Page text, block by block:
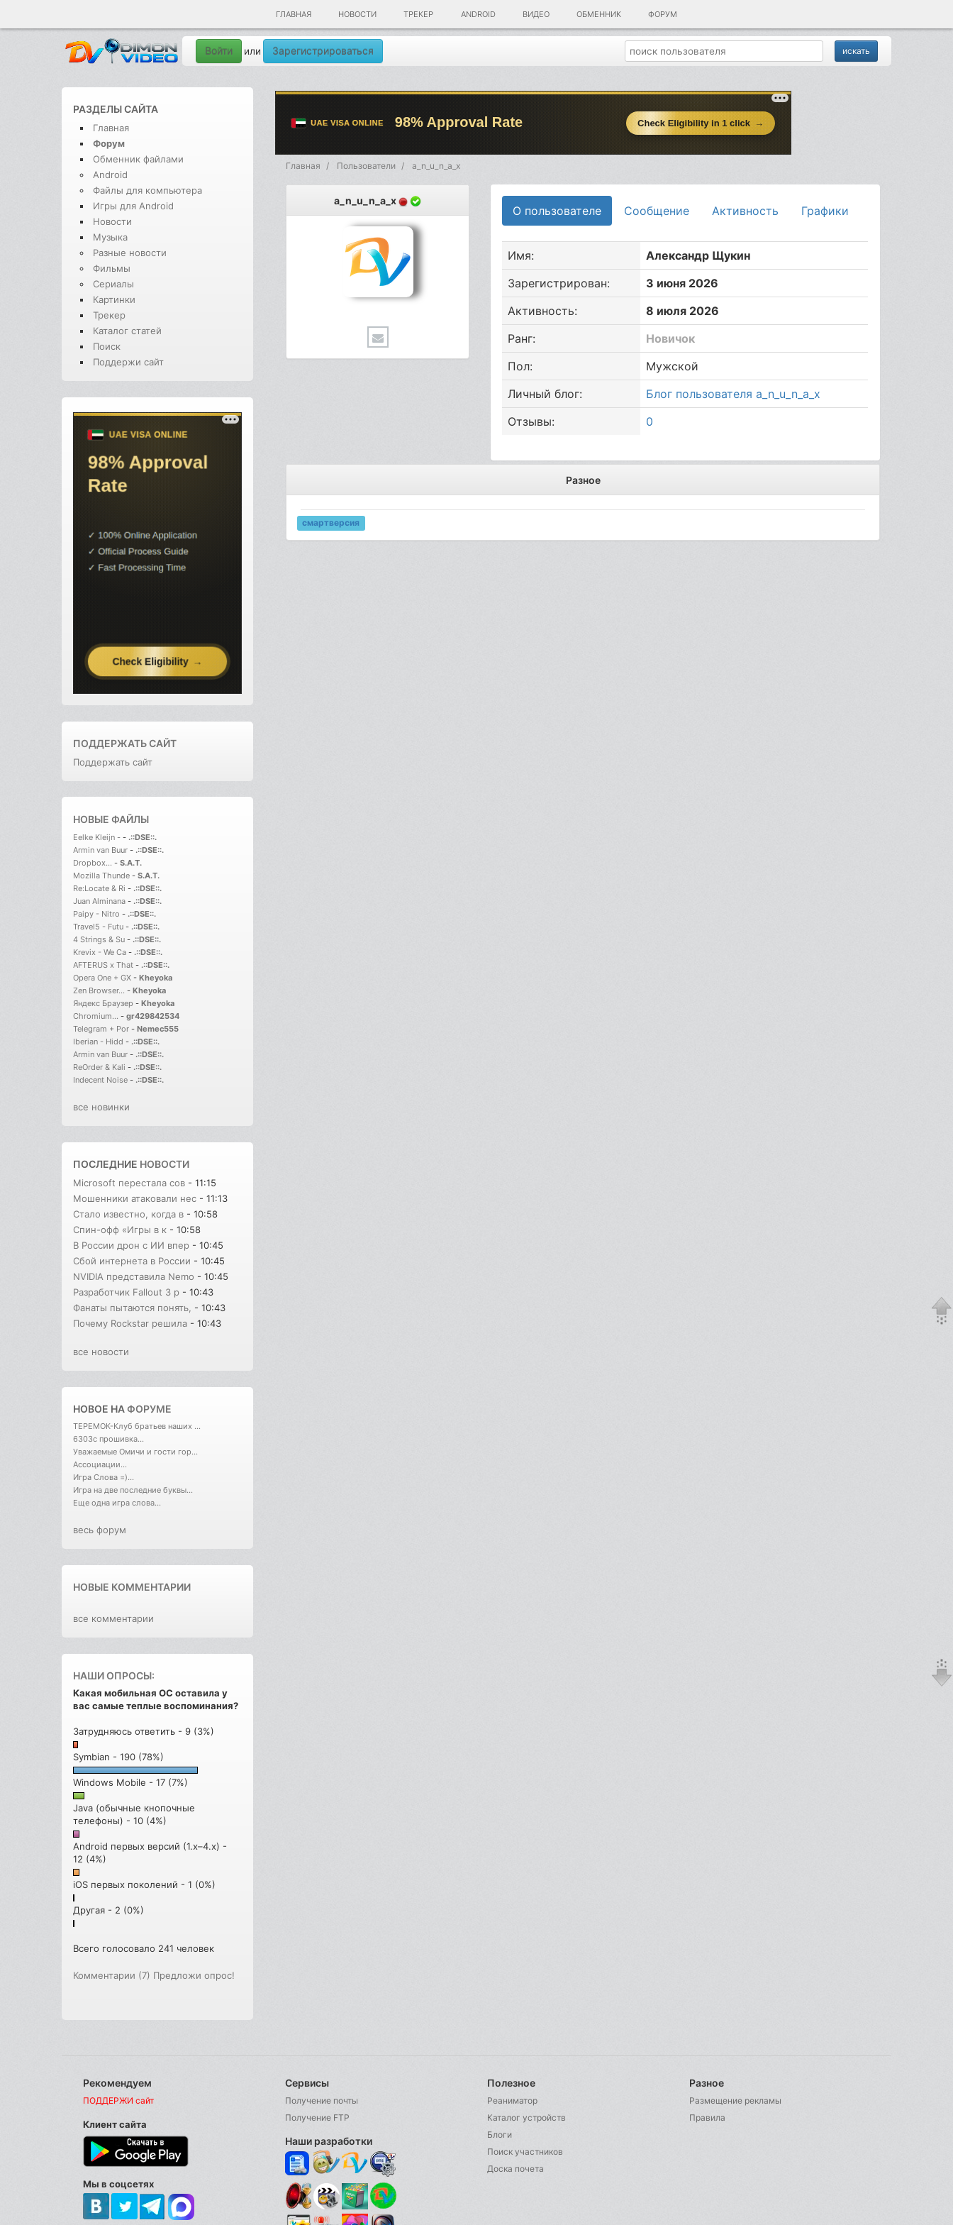
ГЛАВНАЯ НОВОСТИ ТРЕКЕР ANDROID ВИДЕО ОБМЕННИК ФОРУМ
Войти или Зарегистрироваться
РАЗДЕЛЫ САЙТА
Главная
Форум
Обменник файлами
Android
Файлы для компьютера
Игры для Android
Новости
Музыка
Разные новости
Фильмы
Сериалы
Картинки
Трекер
Каталог статей
Поиск
Поддержи сайт
ПОДДЕРЖАТЬ САЙТ
Поддержать сайт
НОВЫЕ ФАЙЛЫ
Eelke Kleijn - - .::DSE::.
Armin van Buur - .::DSE::.
Dropbox... - S.A.T.
Mozilla Thunde - S.A.T.
Re:Locate & Ri - .::DSE::.
Juan Alminana - .::DSE::.
Paipy - Nitro - .::DSE::.
Travel5 - Futu - .::DSE::.
4 Strings & Su - .::DSE::.
Krevix - We Ca - .::DSE::.
AFTERUS x That - .::DSE::.
Opera One + GX - Kheyoka
Zen Browser... - Kheyoka
Яндекс Браузер - Kheyoka
Chromium... - gr429842534
Telegram + Por - Nemec555
Iberian - Hidd - .::DSE::.
Armin van Buur - .::DSE::.
ReOrder & Kali - .::DSE::.
Indecent Noise - .::DSE::.
все новинки
ПОСЛЕДНИЕ НОВОСТИ
Microsoft перестала сов - 11:15
Мошенники атаковали нес - 11:13
Стало известно, когда в - 10:58
Спин-офф «Игры в к - 10:58
В России дрон с ИИ впер - 10:45
Сбой интернета в России - 10:45
NVIDIA представила Nemo - 10:45
Разработчик Fallout 3 р - 10:43
Фанаты пытаются понять, - 10:43
Почему Rockstar решила - 10:43
все новости
НОВОЕ НАФОРУМЕ
ТЕРЕМОК-Клуб братьев наших ...
6303с прошивка...
Уважаемые Омичи и гости гор...
Ассоциации...
Игра Слова =)...
Игра на две последние буквы...
Еще одна игра слова...
весь форум
НОВЫЕ КОММЕНТАРИИ
все комментарии
НАШИ ОПРОСЫ:
Какая мобильная ОС оставила у
вас самые теплые воспоминания?
Затрудняюсь ответить - 9 (3%)
Symbian - 190 (78%)
Windows Mobile - 17 (7%)
Java (обычные кнопочные
телефоны) - 10 (4%)
Android первых версий (1.x–4.x) -
12 (4%)
iOS первых поколений - 1 (0%)
Другая - 2 (0%)
Всего голосовало 241 человек
Комментарии (7) Предложи опрос!
Главная Пользователи a_n_u_n_a_x
a_n_u_n_a_x
О пользователе Сообщение Активность Графики
Имя:
Александр Щукин
Зарегистрирован:
3 июня 2026
Активность:
8 июля 2026
Ранг:
Новичок
Пол:
Мужской
Личный блог:
Блог пользователя a_n_u_n_a_x
Отзывы:
0
Разное
смартверсия
Рекомендуем
ПОДДЕРЖИ сайт
Клиент сайта
Мы в соцсетях
Сервисы
Получение почты
Получение FTP
Наши разработки
Полезное
Реаниматор
Каталог устройств
Блоги
Поиск участников
Доска почета
Разное
Размещение рекламы
Правила